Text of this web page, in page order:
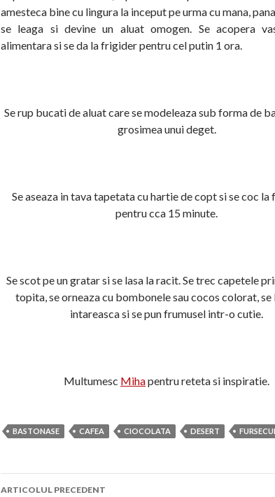
amesteca bine cu lingura la inceput pe urma cu mana,
se leaga si devine un aluat omogen. Se acopera
alimentara si se da la frigider pentru cel putin 1 ora.
Se rup bucati de aluat care se modeleaza sub forma de
grosimea unui deget.
Se aseaza in tava tapetata cu hartie de copt si se coc la
pentru cca 15 minute.
Se scot pe un gratar si se lasa la racit. Se trec capetele
topita, se orneaza cu bombonele sau cocos colorat, se
intareasca si se pun frumusel intr-o cutie.
Multumesc Mihapentru reteta si inspiratie.
BASTONASE CAFEA CIOCOLATA DESERT
Navigare
ARTICOLUL PRECEDENT